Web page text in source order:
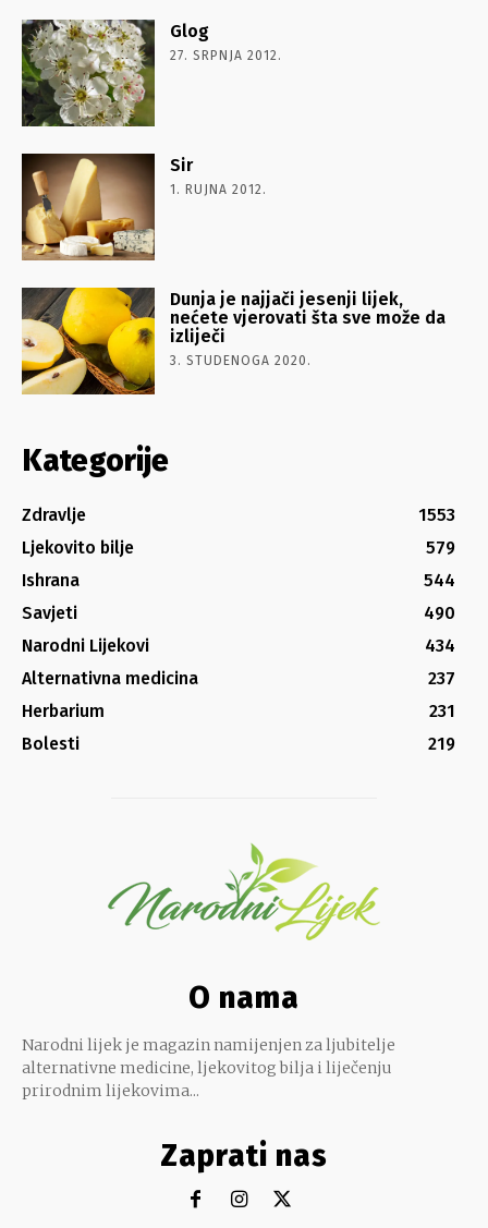
Glog
27. SRPNJA 2012.
Sir
1. RUJNA 2012.
Dunja je najjači jesenji lijek,
nećete vjerovati šta sve može da
izliječi
3. STUDENOGA 2020.
Kategorije
Zdravlje
1553
Ljekovito bilje
579
Ishrana
544
Savjeti
490
Narodni Lijekovi
434
Alternativna medicina
237
Herbarium
231
Bolesti
219
O nama
Narodni lijek je magazin namijenjen za ljubitelje
alternativne medicine, ljekovitog bilja i liječenju
prirodnim lijekovima...
Zaprati nas